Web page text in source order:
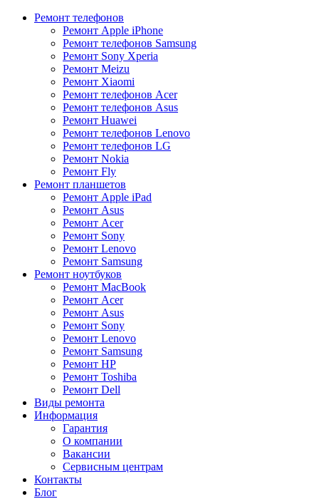
Ремонт телефонов
Ремонт Apple iPhone
Ремонт телефонов Samsung
Ремонт Sony Xperia
Ремонт Meizu
Ремонт Xiaomi
Ремонт телефонов Acer
Ремонт телефонов Asus
Ремонт Huawei
Ремонт телефонов Lenovo
Ремонт телефонов LG
Ремонт Nokia
Ремонт Fly
Ремонт планшетов
Ремонт Apple iPad
Ремонт Asus
Ремонт Acer
Ремонт Sony
Ремонт Lenovo
Ремонт Samsung
Ремонт ноутбуков
Ремонт MacBook
Ремонт Acer
Ремонт Asus
Ремонт Sony
Ремонт Lenovo
Ремонт Samsung
Ремонт HP
Ремонт Toshiba
Ремонт Dell
Виды ремонта
Информация
Гарантия
О компании
Вакансии
Сервисным центрам
Контакты
Блог